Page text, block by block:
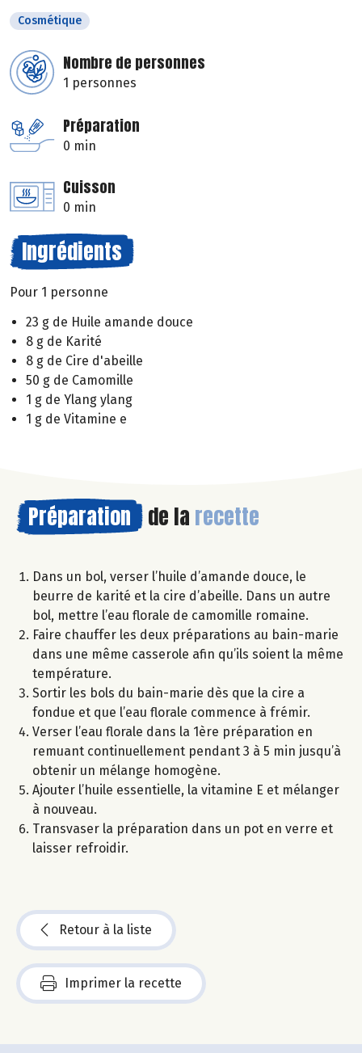
Cosmétique
Nombre de personnes
1 personnes
Préparation
0 min
Cuisson
0 min
Ingrédients
Pour 1 personne
23 g de Huile amande douce
8 g de Karité
8 g de Cire d'abeille
50 g de Camomille
1 g de Ylang ylang
1 g de Vitamine e
Préparation de la recette
Dans un bol, verser l’huile d’amande douce, le
beurre de karité et la cire d’abeille. Dans un autre
bol, mettre l’eau florale de camomille romaine.
Faire chauffer les deux préparations au bain-marie
dans une même casserole afin qu’ils soient la même
température.
Sortir les bols du bain-marie dès que la cire a
fondue et que l’eau florale commence à frémir.
Verser l’eau florale dans la 1ère préparation en
remuant continuellement pendant 3 à 5 min jusqu’à
obtenir un mélange homogène.
Ajouter l’huile essentielle, la vitamine E et mélanger
à nouveau.
Transvaser la préparation dans un pot en verre et
laisser refroidir.
Retour à la liste
Imprimer la recette